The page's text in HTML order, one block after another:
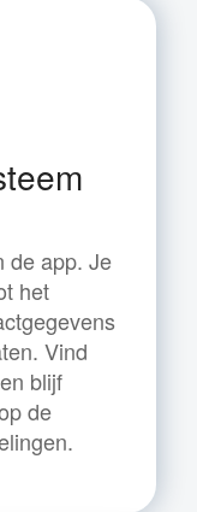
de app. Je
het
Vind
blijf
de